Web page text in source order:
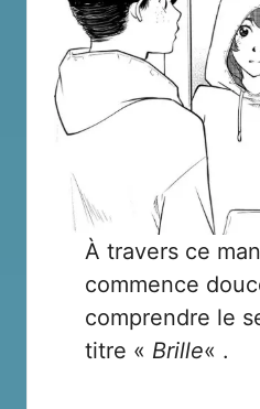
À travers ce
commence
comprendre le
titre « Brille« .